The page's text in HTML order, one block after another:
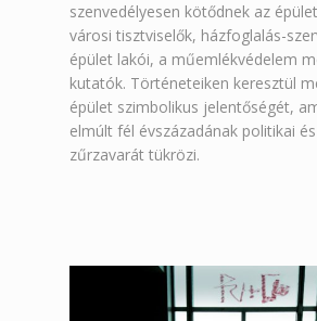
szenvedélyesen kötődnek az
városi tisztviselők, házfoglalás-
épület lakói, a műemlékvédelem
kutatók. Történeteiken keresztül
épület szimbolikus jelentőségét,
elmúlt fél évszázadának politikai
zűrzavarát tükrözi.